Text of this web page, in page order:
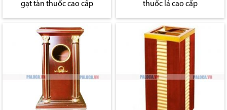
gạt tàn thuốc cao cấp
thuốc lá cao cấp